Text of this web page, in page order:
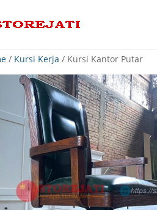
/ Kursi Kerja / Kursi Kantor Putar